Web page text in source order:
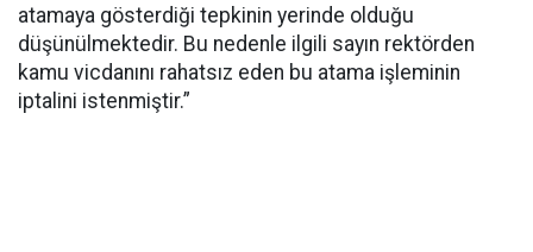
atamaya gösterdiği tepkinin yerinde olduğu
düşünülmektedir. Bu nedenle ilgili sayın rektörden
kamu vicdanını rahatsız eden bu atama işleminin
iptalini istenmiştir.”